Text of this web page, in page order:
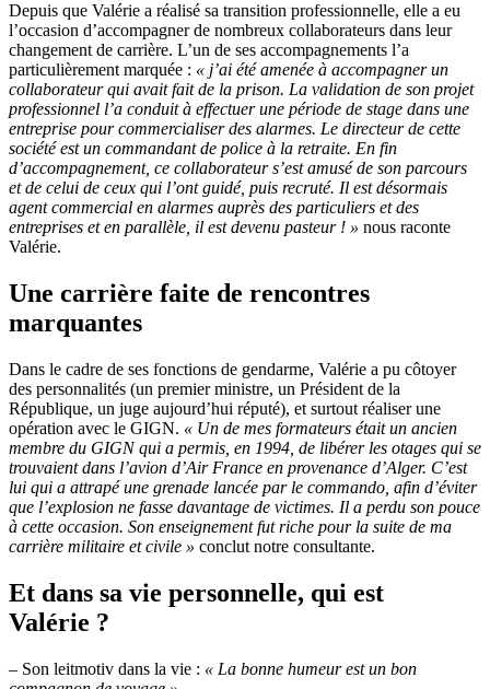
Depuis que Valérie a réalisé sa transition professionnelle, elle a eu
l’occasion d’accompagner de nombreux collaborateurs dans leur
changement de carrière. L’un de ses accompagnements l’a
particulièrement marquée : « j’ai été amenée à accompagner un
collaborateur qui avait fait de la prison. La validation de son projet
professionnel l’a conduit à effectuer une période de stage dans une
entreprise pour commercialiser des alarmes. Le directeur de cette
société est un commandant de police à la retraite. En fin
d’accompagnement, ce collaborateur s’est amusé de son parcours
et de celui de ceux qui l’ont guidé, puis recruté. Il est désormais
agent commercial en alarmes auprès des particuliers et des
entreprises et en parallèle, il est devenu pasteur ! » nous raconte
Valérie.
Une carrière faite de rencontres
marquantes
Dans le cadre de ses fonctions de gendarme, Valérie a pu côtoyer
des personnalités (un premier ministre, un Président de la
République, un juge aujourd’hui réputé), et surtout réaliser une
opération avec le GIGN. « Un de mes formateurs était un ancien
membre du GIGN qui a permis, en 1994, de libérer les otages qui se
trouvaient dans l’avion d’Air France en provenance d’Alger. C’est
lui qui a attrapé une grenade lancée par le commando, afin d’éviter
que l’explosion ne fasse davantage de victimes. Il a perdu son pouce
à cette occasion. Son enseignement fut riche pour la suite de ma
carrière militaire et civile » conclut notre consultante.
Et dans sa vie personnelle, qui est
Valérie ?
– Son leitmotiv dans la vie : « La bonne humeur est un bon